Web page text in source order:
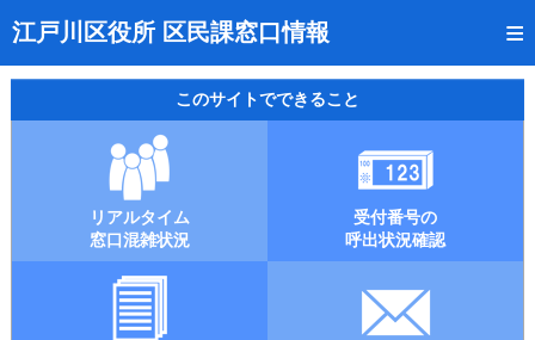
江戸川区役所 区民課窓口情報
トップページ
リアルタイム窓口混雑状況
受付番号の呼出状況確認
証明書の交付状況確認
呼出状況のメール通知登録
来庁日時の事前予約
事前予約の確認・取消
このサイトでできること
リアルタイム
窓口混雑状況
受付番号の
呼出状況確認